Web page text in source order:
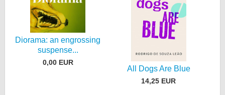
Diorama: an engrossing
suspense...
0,00 EUR
All Dogs Are Blue
14,25 EUR